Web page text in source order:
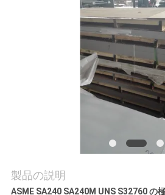
に
製品の説明
ASME SA240 SA240M UNS S32760 の